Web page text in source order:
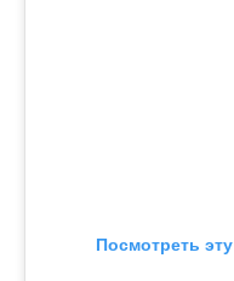
Посмотреть